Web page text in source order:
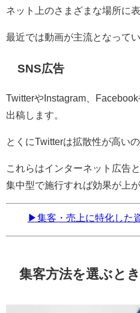
ネット上のさまざまな場所に
最近では動画が主流となってい
SNS広告
TwitterやInstagram、
出稿します。
とくにTwitterは拡散性が高い
これらはインターネット広告
集中型で施行すれば効果が上が
▶集客・売上に特化した
集客方法を選ぶと